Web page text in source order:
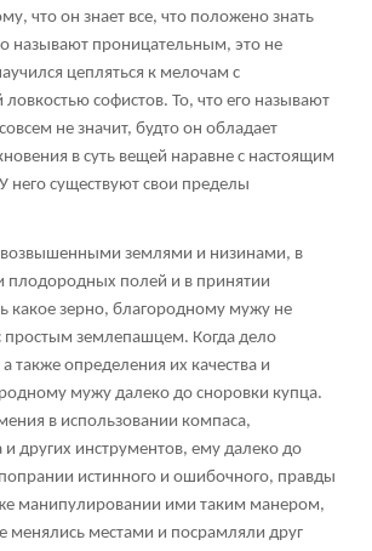
что он знает все, что положено знать
называют проницательным, это не
цепляться к мелочам с
софистов. То, что его называют
не значит, будто он обладает
в суть вещей наравне с настоящим
него существуют свои пределы
землями и низинами, в
плодородных полей и в принятии
какое зерно, благородному мужу не
с простым землепашцем. Когда дело
а также определения их качества и
мужу далеко до сноровки купца.
в использовании компаса,
и других инструментов, ему далеко до
истинного и ошибочного, правды
манипулировании ими таким манером,
менялись местами и посрамляли друг